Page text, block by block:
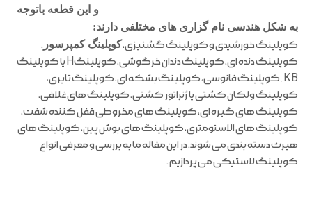
و این قطعه باتوجه
به شکل هندسی نام گزاری های مختلفی دارند:
کوپلینگ خورشیدی و کوپلینگ گشنیزی،کوپلینگ کمپرسور ،
کوپلینگ دنده ای، کوپلینگ دندان خرگوشی، کوپلینگH یا کوپلینگ
KB, کوپلینگ فانوسی، کوپلینگ بشکه ای، کوپلینگ تایری،
کوپلینگ ولکان کشتی یا ژنراتور کشتی، کوپلینگ های غلافی،
کوپلینگ های گیره ای، کوپلینگ های مخروطی قفل کننده شفت،
کوپلینگ های الاستومتری، کوپلینگ های بوش پین، کوپلینگ های
هیرث دسته بندی می شوند. در این مقاله ما به بررسی و معرفی انواع
کوپلینگ لاستیکی می پردازیم .